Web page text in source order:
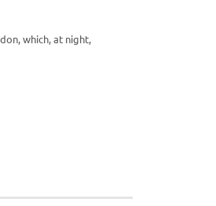
which, at night,